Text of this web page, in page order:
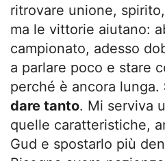
ritrovare unione,
ma le vittorie aiutano:
campionato, adesso
a parlare poco e stare
perché è ancora lunga.
dare tanto. Mi serviva
quelle caratteristiche,
Gud e spostarlo più